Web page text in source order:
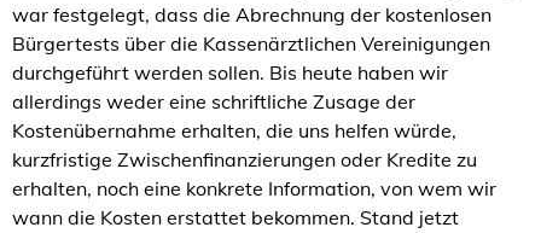
war festgelegt, dass die Abrechnung der kostenlosen
Bürgertests über die Kassenärztlichen Vereinigungen
durchgeführt werden sollen. Bis heute haben wir
allerdings weder eine schriftliche Zusage der
Kostenübernahme erhalten, die uns helfen würde,
kurzfristige Zwischenfinanzierungen oder Kredite zu
erhalten, noch eine konkrete Information, von wem wir
wann die Kosten erstattet bekommen. Stand jetzt